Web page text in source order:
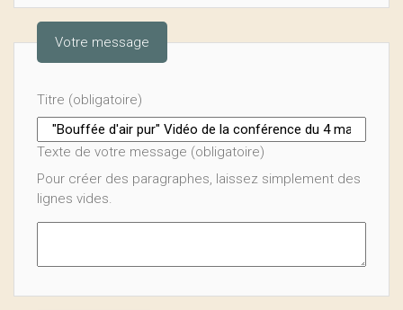
Votre message
Titre (obligatoire)
Texte de votre message (obligatoire)
Pour créer des paragraphes, laissez simplement des
lignes vides.